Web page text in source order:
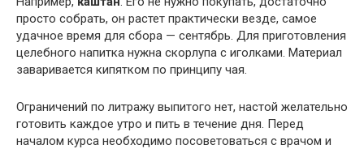
просто собрать, он растет практически везде, самое
удачное время для сбора — сентябрь. Для приготовления
целебного напитка нужна скорлупа с иголками. Материал
заваривается кипятком по принципу чая.
Ограничений по литражу выпитого нет, настой желательно
готовить каждое утро и пить в течение дня. Перед
началом курса необходимо посоветоваться с врачом и